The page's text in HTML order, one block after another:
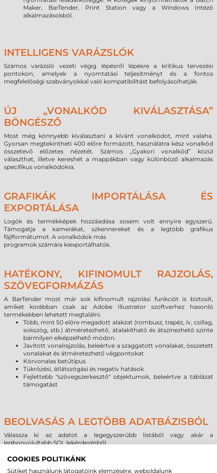
Maker, BarTender, Print Station vagy a Windows Intéző
alkalmazásokból.
INTELLIGENS VARÁZSLÓK
Számos varázsló vezeti végig lépésről lépésre a kritikus tervezési
pontokon, amelyek a nyomtatási teljesítményt és a fontos
megfelelőségi szabványokkal való kompatibilitást befolyásolhatják.
ÚJ „VONALKÓD KIVÁLASZTÁSA”
BÖNGÉSZŐ
Most még könnyebb kiválasztani a kívánt vonalkódot, mint valaha.
Gyorsan megtekintheti 400 előre formázott, használatra kész vonalkód
összetevő előzetes nézetét. Számos „Gyakori vonalkód” közül
választhat, illetve kereshet a mappákban vagy különböző alkalmazás
specifikus vonalkódokra.
GRAFIKÁK IMPORTÁLÁSA ÉS
EXPORTÁLÁSA
Logók és termékképek hozzáadása sosem volt ennyire egyszerű.
Támogatja a kamerákat, szkennereket és a legtöbb grafikus
fájlformátumot. A vonalkódok más
programok számára kiexportálhatók.
HATÉKONY, KIFINOMULT RAJZOLÁS,
SZÖVEGFORMÁZÁS
A BarTender most már sok kifinomult rajzolási funkciót is biztosít,
amiket korábban csak az Adobe Illustrator szoftverhez hasonló
termékekben lehetett megtalálni.
Több, mint 50 előre megadott alakzat (rombusz, trapéz, ív, csillag,
sokszög, stb.) átméretezhető, átalakítható és átszínezhető szinte
bármilyen elképzelhető módon.
Javított vonalrajzolás, beleértve a szaggatott vonalakat, összetett
vonalakat és átméretezhető végpontokat
Körvonalas betűtípus
Tükrözési, átlátszógási és negatív hatások
Fejlettebb "szövegszerkesztő" objektumok, beleértve a táblázat
támogatást
BEOLVASÁS A LEGTÖBB ADATBÁZISBÓL
Válassza ki az adatot a legegyszerűbb listából vagy akár a
legbonyolultabb SQL lekérdezésből.
táblázatokhoz és adatbázisokhoz. Ez magában foglalja a Microsoft
COOKIES POLITIKÁNK
Sütiket használunk látogatóink elemzésére, weboldalunk